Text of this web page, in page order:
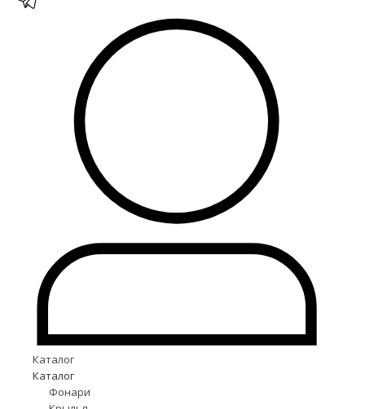
Каталог
Каталог
Фонари